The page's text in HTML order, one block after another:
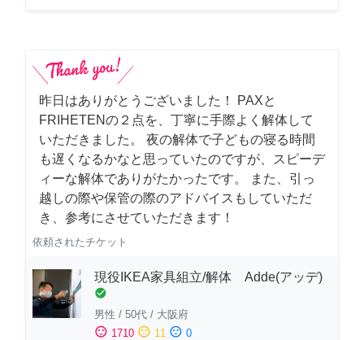
昨日はありがとうございました！ PAXと
FRIHETENの２点を、丁寧に手際よく解体して
いただきました。 夜の解体で子どもの寝る時間
も遅くなるかなと思っていたのですが、スピーデ
ィーな解体でありがたかったです。 また、引っ
越しの際や保管の際のアドバイスもしていただ
き、参考にさせていただきます！
依頼されたチケット
現役IKEA家具組立/解体 Adde(アッデ)
check_circle
男性 / 50代 / 大阪府
sentiment_satisfied 1710 sentiment_neutral 11 sentiment_dissatisfied 0